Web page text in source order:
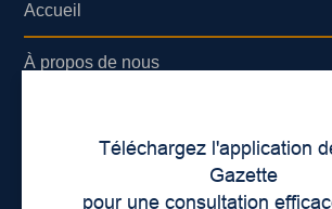
Téléchargez l'application
Gazette
pour une consultation
Accueil
À propos de nous